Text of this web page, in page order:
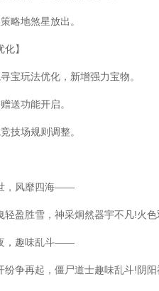
地煞星放出。
】
玩法优化，新增强力宝物。
功能开启。
场规则调整。
风靡四海——
胜雪，神采炯然器宇不凡!火色
趣味乱斗——
再起，僵尸道士趣味乱斗!阴阳